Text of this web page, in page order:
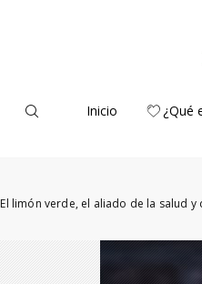
Inicio ¿Qué
El limón verde, el aliado de la salud y